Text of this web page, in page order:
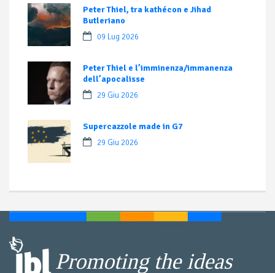
Peter Thiel, tra kathécon e Jihad
Butleriano
09 Lug 2026
Peter Thiel e l’imminenza/immanenza
dell’apocalisse
29 Giu 2026
Supercazzole made in G7
29 Giu 2026
Promoting the ideas